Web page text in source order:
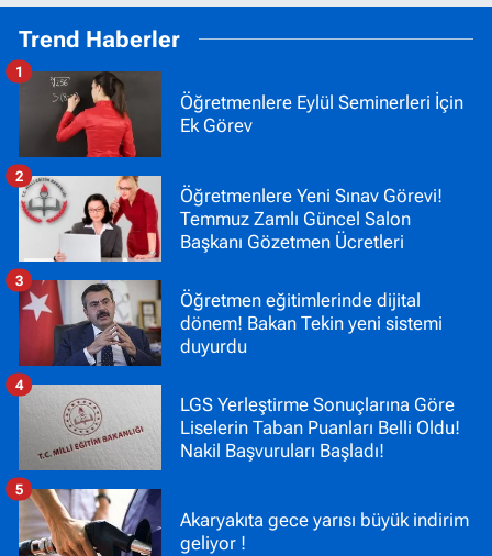
Trend Haberler
Öğretmenlere Eylül Seminerleri İçin
Ek Görev
1
Öğretmenlere Yeni Sınav Görevi!
Temmuz Zamlı Güncel Salon
Başkanı Gözetmen Ücretleri
2
Öğretmen eğitimlerinde dijital
dönem! Bakan Tekin yeni sistemi
duyurdu
3
LGS Yerleştirme Sonuçlarına Göre
Liselerin Taban Puanları Belli Oldu!
Nakil Başvuruları Başladı!
4
Akaryakıta gece yarısı büyük indirim
geliyor !
5